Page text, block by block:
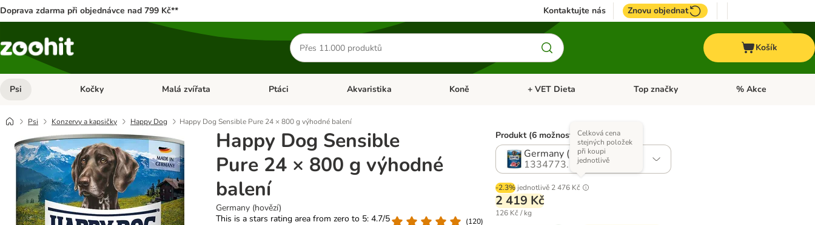
Doprava zdarma při objednávce nad 799 Kč** Kontaktujte nás Znovu objednat
Hledat
produkty
Košík
Psi Otevřít menu: Psi
Kočky Otevřít menu: Kočky
Malá zvířata Otevřít menu: Malá zvířata
Ptáci Otevřít menu: Ptáci
Akvaristika Otevřít menu: Akvaristika
Koně Otevřít menu: Koně
+ VET Dieta Otevřít menu: + VET Dieta
Top značky Otevřít menu: Top
% Akce
Psi Konzervy a kapsičky Happy Dog Happy Dog Sensible Pure 24 × 800 g výhodné balení
Happy Dog Sensible
Pure 24 × 800 g výhodné
balení
Germany (hovězí)
This is a stars rating area from zero to 5: 4.7/5
(120)
Produkt (6 možností)
Germany (hovězí)
1334773.1
-2.3% jednotlivě 2 476 Kč
Celková cena
stejných položek
při koupi
jednotlivě
2 419 Kč
126 Kč / kg